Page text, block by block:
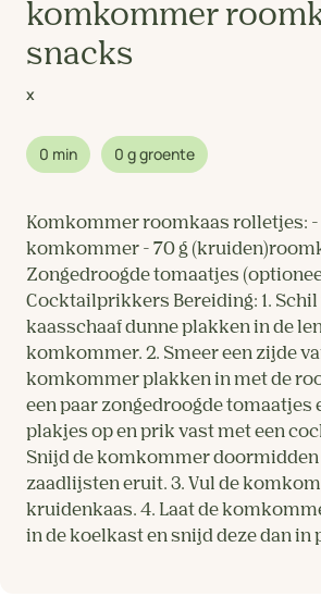
komkommer
snacks
x
0 min 0 g groente
Komkommer roomkaas rolletjes: -
komkommer - 70 g
Zongedroogde tomaatjes
Cocktailprikkers Bereiding: 1. Schil
kaasschaaf dunne plakken in de
komkommer. 2. Smeer een zijde
komkommer plakken in met de
een paar zongedroogde tomaatjes
plakjes op en prik vast met een
Snijd de komkommer doormidden
zaadlijsten eruit. 3. Vul de
kruidenkaas. 4. Laat de
in de koelkast en snijd deze dan in